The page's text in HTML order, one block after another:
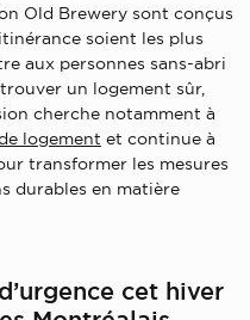
Old Brewery sont conçus
soient les plus
aux personnes sans-abri
un logement sûr,
cherche notamment à
logement et continue à
transformer les mesures
durables en matière
cet hiver